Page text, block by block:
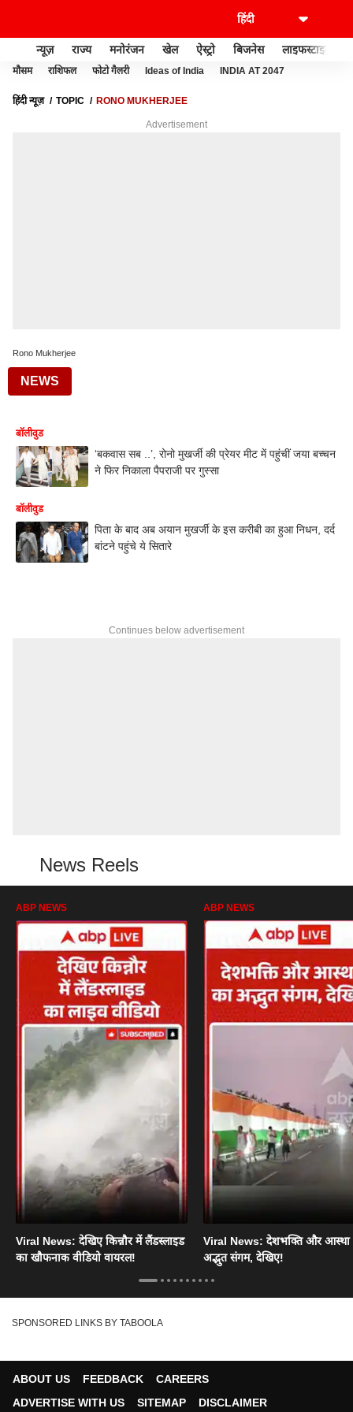
न्यूज़ राज्य मनोरंजन खेल ऐस्ट्रो बिजनेस लाइफस्टाइल
मौसम राशिफल फोटो गैलरी Ideas of India INDIA AT 2047
हिंदी न्यूज़ TOPIC RONO MUKHERJEE
Advertisement
Rono Mukherjee
NEWS
बॉलीवुड
‘बकवास सब ..’, रोनो मुखर्जी की प्रेयर मीट में पहुंचीं जया बच्चन
ने फिर निकाला पैपराजी पर गुस्सा
बॉलीवुड
पिता के बाद अब अयान मुखर्जी के इस करीबी का हुआ निधन, दर्द
बांटने पहुंचे ये सितारे
Continues below advertisement
News Reels
ABP NEWS
Viral News: देखिए किन्नौर में लैंडस्लाइड
का खौफनाक वीडियो वायरल!
ABP NEWS
Viral News: देशभक्ति और आस्था
अद्भुत संगम, देखिए!
SPONSORED LINKS BY TABOOLA
ABOUT US FEEDBACK
CAREERS
ADVERTISE WITH US
SITEMAP DISCLAIMER